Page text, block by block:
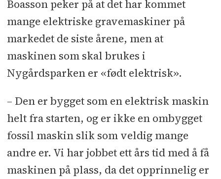
Boasson peker på at det har kommet
mange elektriske gravemaskiner på
markedet de siste årene, men at
maskinen som skal brukes i
Nygårdsparken er «født elektrisk».
– Den er bygget som en elektrisk maskin
helt fra starten, og er ikke en ombygget
fossil maskin slik som veldig mange
andre er. Vi har jobbet ett års tid med å få
maskinen på plass, da det opprinnelig er